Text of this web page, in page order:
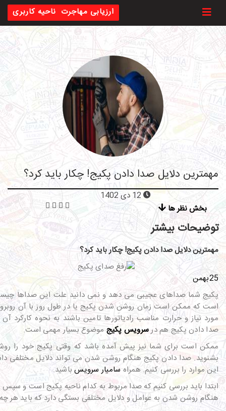
ناحیه کاربری ارزیابی مهاجرت
مهمترین دلایل صدا دادن پکیج! چکار باید کرد؟
بخش نظر ها
توضیحات بیشتر
مهمترین دلایل صدا دادن پکیج! چکار باید کرد؟
25بهمن
پکیج شما صداهای عجیبی می دهد و نمی دانید علت این صداها
است که ممکن است زمان روشن شدن پکیج یا در طول روز با آن روبرو
مورد نیاز و حرارت مناسب رادیاتورها تامین باشند به نحوه کارکرد
صدا دادن پکیج هم درسرویس پکیج موضوع بسیار مهمی است.
ممکن است برای شما نیز پیش آمده باشد که وقتی پکیج خود را
بشنوید. صدا دادن پکیج هنگام روشن شدن می تواند دلایل مختلفی
این موارد را بررسی کنیم. همراه سامیار سرویسباشید.
ابتدا باید بررسی کنیم که صدا مربوط به کدام ناحیه پکیج است و
هنگام روشن شدن به عوامل و دلایل مختلفی بستگی دارد که باید هر